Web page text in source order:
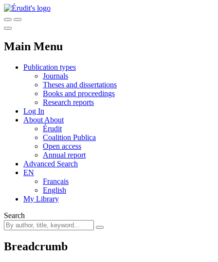
Main Menu
Publication types
Journals
Theses and dissertations
Books and proceedings
Research reports
Log In
About About
Érudit
Coalition Publica
Open access
Annual report
Advanced Search
EN
Français
English
My Library
Search
Breadcrumb